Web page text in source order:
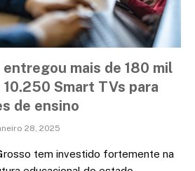
mais de 180 mil
Smart TVs para
de ensino
28, 2025
tem investido fortemente na